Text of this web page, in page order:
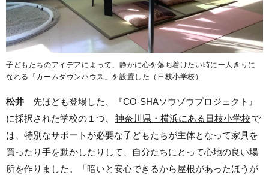
子どもたちのアイデアによって、静かに心を落ち着けたい時に一人きりに
なれる「カームダウンハウス」を設置した（日枝小学校）
松井 先ほども登場した、『CO-SHAソウゾウプロジェクト』
に採択された学校の１つ、
神奈川県・横浜にある日枝小学校 で
は、特別なサポートが必要な子どもたちが主体となって家具を
買ったり手を動かしたりして、自分たちにとって心地の良い場
所を作りました。
「暗いと安心できるから屋根があったほうが